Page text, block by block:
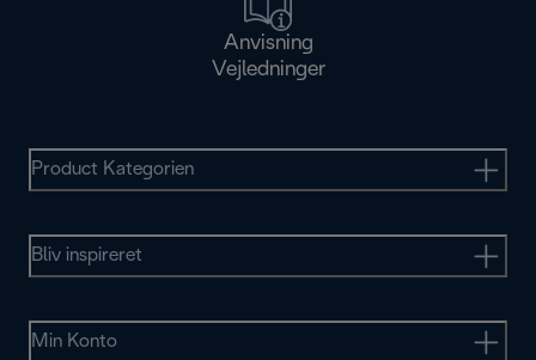
Anvisning
Vejledninger
Product Kategorien
Bliv inspireret
Min Konto